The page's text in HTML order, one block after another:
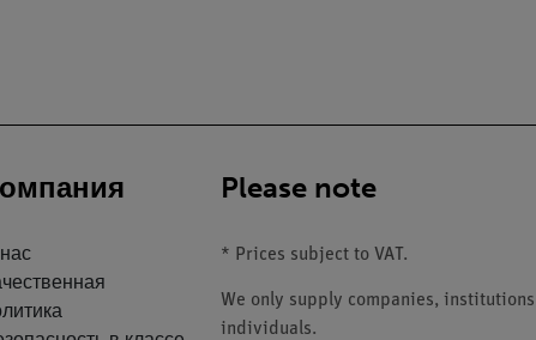
Please note
* Prices subject to VAT.
We only supply companies,
individuals.